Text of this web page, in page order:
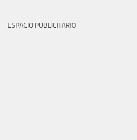
ESPACIO PUBLICITARIO